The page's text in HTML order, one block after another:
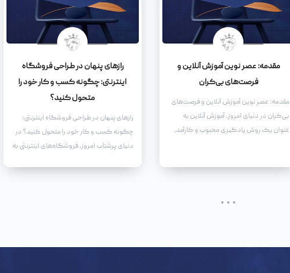
مقدمه: عصر نوین آموزش آنلاین و
فرصت‌های بی‌کران
مقدمه: عصر نوین آموزش آنلاین و فرصت‌های
بی‌کران در دنیای امروز، آموزش آنلاین به
عنوان یک روش یادگیری محبوب و کارآمد،
رازهای پنهان در طراحی فروشگاه
اینترنتی: چگونه کسب و کار خود را
متحول کنید؟
رازهای پنهان در طراحی فروشگاه اینترنتی:
چگونه کسب و کار خود را متحول کنید؟ در
دنیای پرشتاب امروز، فروشگاه‌های اینترنتی به